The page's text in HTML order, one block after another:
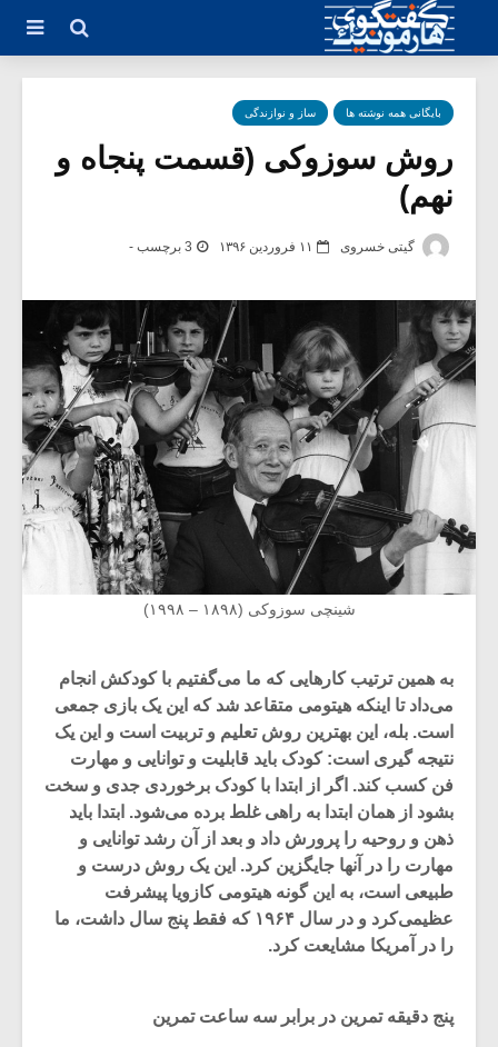
بایگانی همه نوشته ها ساز و نوازندگی
روش سوزوکی (قسمت پنجاه و
نهم)
گیتی خسروی ۱۱ فروردین ۱۳۹۶ 3 برچسب -
شینچی سوزوکی (۱۸۹۸ – ۱۹۹۸)
به همین ترتیب کارهایی که ما می‌گفتیم با کودکش انجام
می‌داد تا اینکه هیتومی ‌متقاعد شد که این یک بازی جمعی
است. بله، این بهترین روش تعلیم و تربیت است و این یک
نتیجه گیری است: کودک باید قابلیت و توانایی و مهارت
فن کسب کند. اگر از ابتدا با کودک برخوردی جدی و سخت
بشود از همان ابتدا به راهی غلط برده می‌شود. ابتدا باید
ذهن و روحیه را پرورش داد و بعد از آن رشد توانایی و
مهارت را در آنها جایگزین کرد. این یک روش درست و
طبیعی است، به این گونه هیتومی‌ کازویا پیشرفت
عظیمی‌کرد و در سال ۱۹۶۴ که فقط پنج سال داشت، ما
را در آمریکا مشایعت کرد.
پنج دقیقه تمرین در برابر سه ساعت تمرین